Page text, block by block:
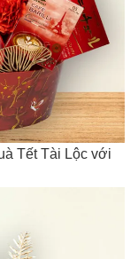
Tết Tài Lộc với